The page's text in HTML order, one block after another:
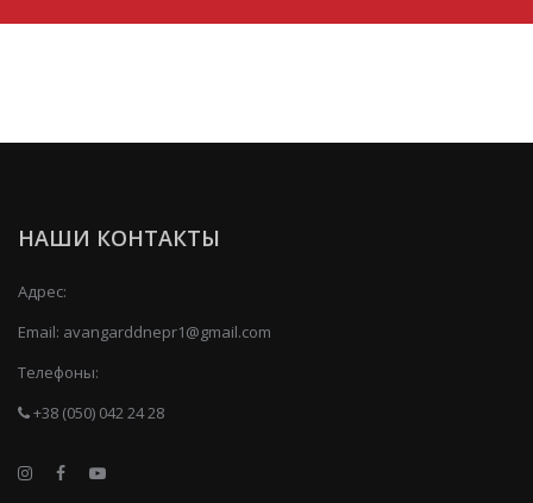
НАШИ КОНТАКТЫ
Адрес:
Email: avangarddnepr1@gmail.com
Телефоны:
+38 (050) 042 24 28